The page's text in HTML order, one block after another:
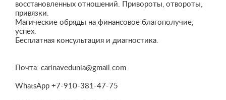
восстановленных отношений. Привороты, отвороты,
привязки.
Магические обряды на финансовое благополучие,
успех.
Бесплатная консультация и диагностика.
Почта: carinavedunia@gmail.com
WhatsApp +7-910-381-47-75